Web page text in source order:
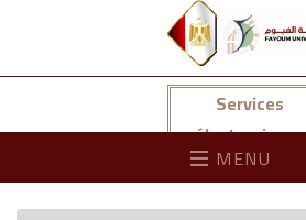
Services
électroniques
MENU